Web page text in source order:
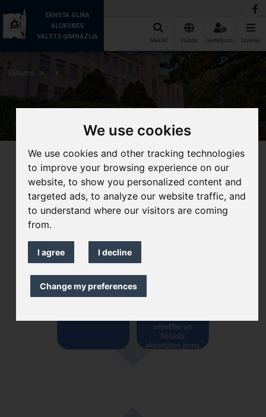
We use cookies
We use cookies and other tracking technologies
to improve your browsing experience on our
website, to show you personalized content and
targeted ads, to analyze our website traffic, and
to understand where our visitors are coming
from.
I agree I decline
Change my preferences
ERNSTA GLIKA
ALŪKSNES
VALSTS ĢIMNĀZIJA
Izvēlne
Iestatījumi
Valoda
Meklēt
Sākums